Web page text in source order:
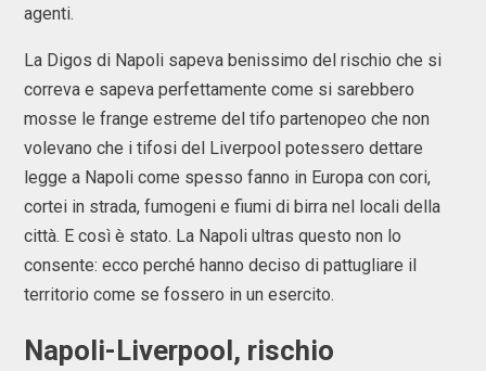
agenti.
La Digos di Napoli sapeva benissimo del rischio che si
correva e sapeva perfettamente come si sarebbero
mosse le frange estreme del tifo partenopeo che non
volevano che i tifosi del Liverpool potessero dettare
legge a Napoli come spesso fanno in Europa con cori,
cortei in strada, fumogeni e fiumi di birra nel locali della
città. E così è stato. La Napoli ultras questo non lo
consente: ecco perché hanno deciso di pattugliare il
territorio come se fossero in un esercito.
Napoli-Liverpool, rischio